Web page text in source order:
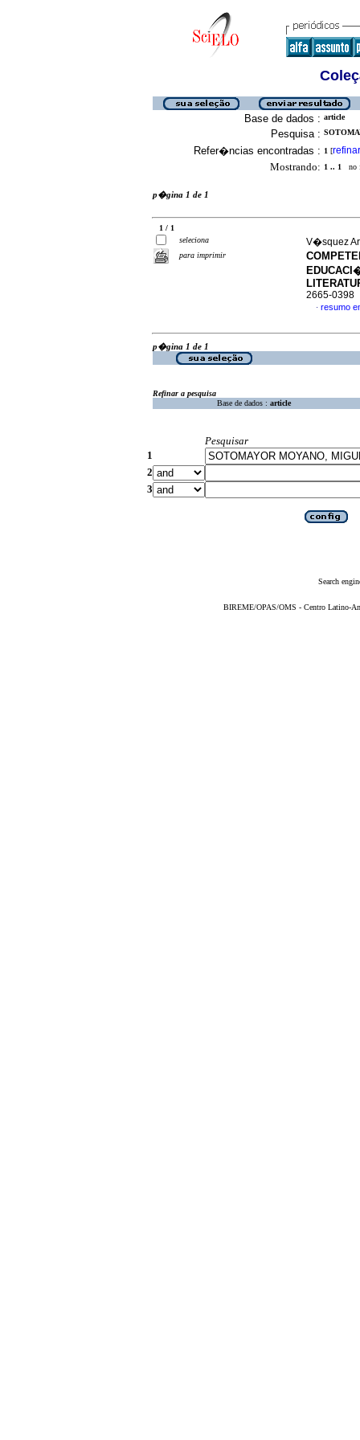
Base de dados : article
Pesquisa :
Refer�ncias encontradas : 1 [refinar
Mostrando: 1 .. 1 no
p�gina 1 de 1
1 / 1
seleciona
para imprimir
V�squez
2665-0398
· resumo
p�gina 1 de 1
Refinar a pesquisa
Base de dados : article
Pesquisar
1
2
3
Search
BIREME/OPAS/OMS - Centro Latino-